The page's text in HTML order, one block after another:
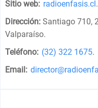
Sitio web: radioenfasis.cl.
Dirección: Santiago 710,
Valparaíso.
Teléfono: (32) 322 1675.
Email: